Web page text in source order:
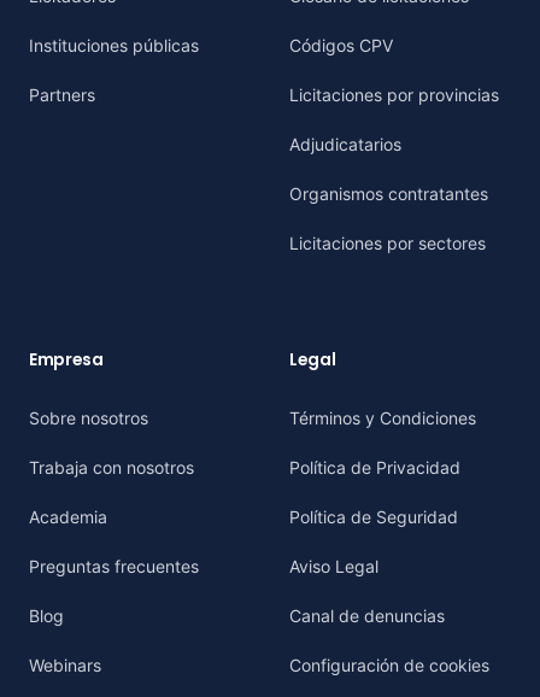
Instituciones públicas
Partners
Códigos CPV
Licitaciones por provincias
Adjudicatarios
Organismos contratantes
Licitaciones por sectores
Empresa
Sobre nosotros
Trabaja con nosotros
Academia
Preguntas frecuentes
Blog
Webinars
Legal
Términos y Condiciones
Política de Privacidad
Política de Seguridad
Aviso Legal
Canal de denuncias
Configuración de cookies